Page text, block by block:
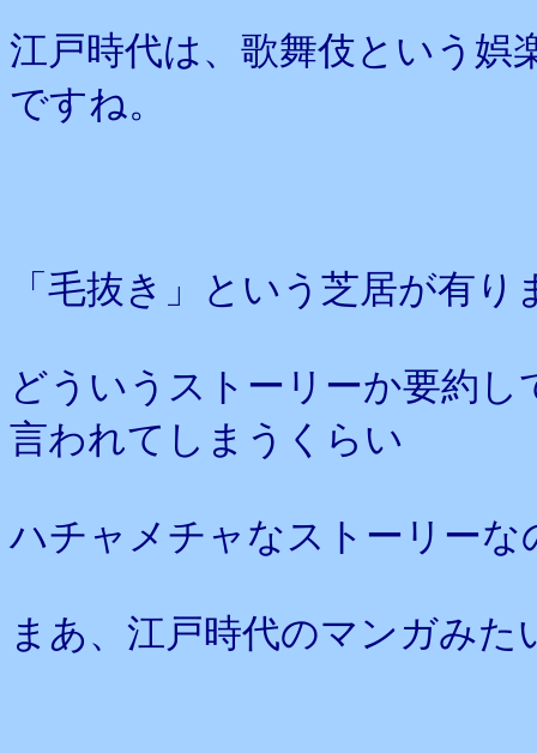
江戸時代は、歌舞伎という娯
ですね。
「毛抜き」という芝居が有り
どういうストーリーか要約
言われてしまうくらい
ハチャメチャなストーリーな
まあ、江戸時代のマンガみ